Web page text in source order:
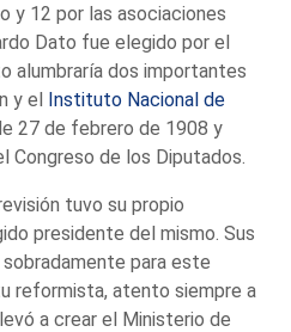
y 12 por las asociaciones
Dato fue elegido por el
alumbraría dos importantes
y el Instituto Nacional de
27 de febrero de 1908 y
Congreso de los Diputados.
tuvo su propio
presidente del mismo. Sus
para este
reformista, atento siempre a
a crear el Ministerio de